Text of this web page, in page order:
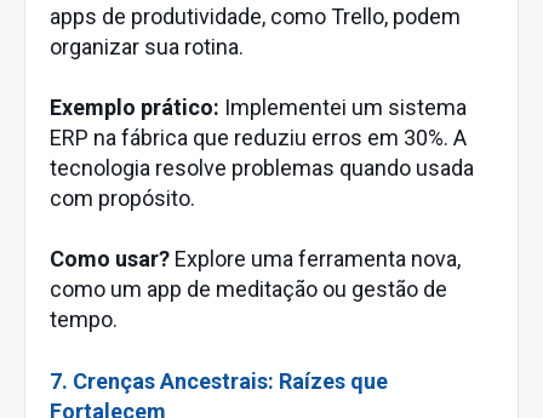
apps de produtividade, como Trello, podem
organizar sua rotina.
Exemplo prático: Implementei um sistema
ERP na fábrica que reduziu erros em 30%. A
tecnologia resolve problemas quando usada
com propósito.
Como usar? Explore uma ferramenta nova,
como um app de meditação ou gestão de
tempo.
7. Crenças Ancestrais: Raízes que
Fortalecem